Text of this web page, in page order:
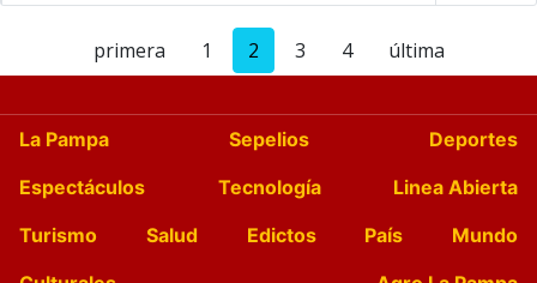
primera 1 2 3 4 última
La Pampa Sepelios
Deportes
Espectáculos
Tecnología
Linea Abierta
Turismo
Salud Edictos País
Mundo